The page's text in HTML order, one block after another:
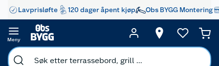
Lavprisløfte 120 dager åpent kjøp Obs BYGG Montering
Meny